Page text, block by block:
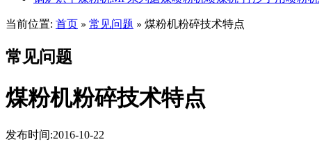
当前位置: 首页 » 常见问题 » 煤粉机粉碎技术特点
常见问题
煤粉机粉碎技术特点
发布时间:2016-10-22